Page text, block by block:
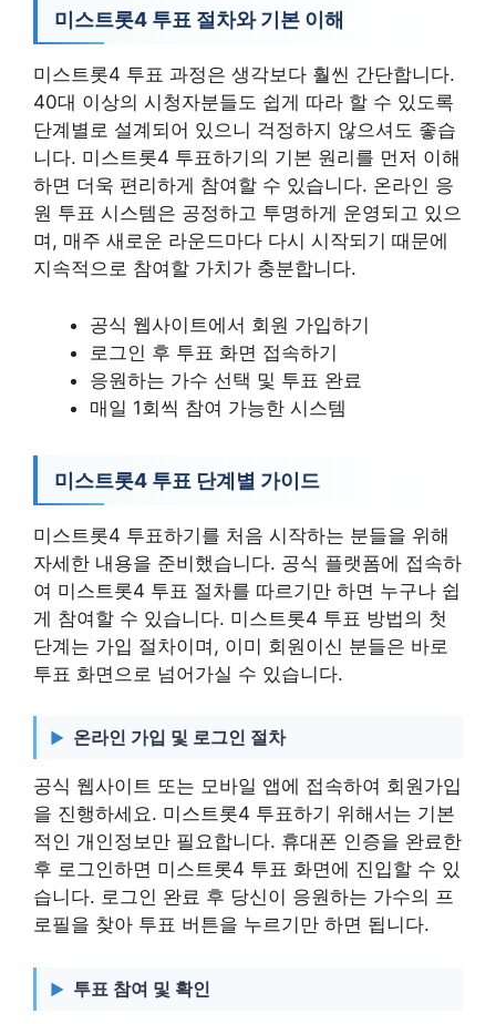
미스트롯4 투표 절차와 기본 이해
미스트롯4 투표 과정은 생각보다 훨씬 간단합니다.
40대 이상의 시청자분들도 쉽게 따라 할 수 있도록
단계별로 설계되어 있으니 걱정하지 않으셔도 좋습
니다. 미스트롯4 투표하기의 기본 원리를 먼저 이해
하면 더욱 편리하게 참여할 수 있습니다. 온라인 응
원 투표 시스템은 공정하고 투명하게 운영되고 있으
며, 매주 새로운 라운드마다 다시 시작되기 때문에
지속적으로 참여할 가치가 충분합니다.
공식 웹사이트에서 회원 가입하기
로그인 후 투표 화면 접속하기
응원하는 가수 선택 및 투표 완료
매일 1회씩 참여 가능한 시스템
미스트롯4 투표 단계별 가이드
미스트롯4 투표하기를 처음 시작하는 분들을 위해
자세한 내용을 준비했습니다. 공식 플랫폼에 접속하
여 미스트롯4 투표 절차를 따르기만 하면 누구나 쉽
게 참여할 수 있습니다. 미스트롯4 투표 방법의 첫
단계는 가입 절차이며, 이미 회원이신 분들은 바로
투표 화면으로 넘어가실 수 있습니다.
온라인 가입 및 로그인 절차
공식 웹사이트 또는 모바일 앱에 접속하여 회원가입
을 진행하세요. 미스트롯4 투표하기 위해서는 기본
적인 개인정보만 필요합니다. 휴대폰 인증을 완료한
후 로그인하면 미스트롯4 투표 화면에 진입할 수 있
습니다. 로그인 완료 후 당신이 응원하는 가수의 프
로필을 찾아 투표 버튼을 누르기만 하면 됩니다.
투표 참여 및 확인